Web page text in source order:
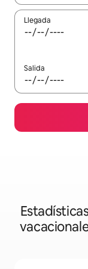
Llegada
Salida